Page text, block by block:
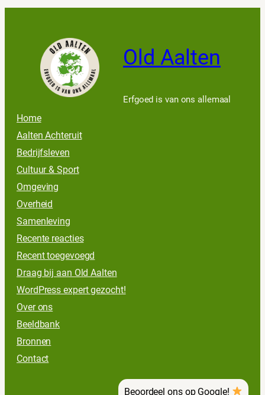
Old Aalten
Erfgoed is van ons allemaal
Home
Aalten Achteruit
Bedrijfsleven
Cultuur & Sport
Omgeving
Overheid
Samenleving
Recente reacties
Recent toegevoegd
Draag bij aan Old Aalten
WordPress expert gezocht!
Over ons
Beeldbank
Bronnen
Contact
Beoordeel ons op Google!